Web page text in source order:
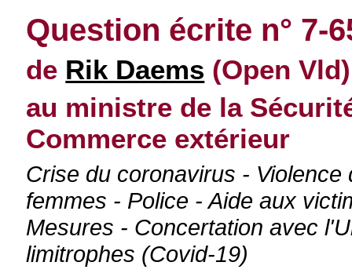
Question écrite n° 7-
de Rik Daems (Open
au ministre de la
Commerce extérieur
Crise du coronavirus -
femmes - Police - Aide aux
Mesures - Concertation avec
limitrophes (Covid-19)